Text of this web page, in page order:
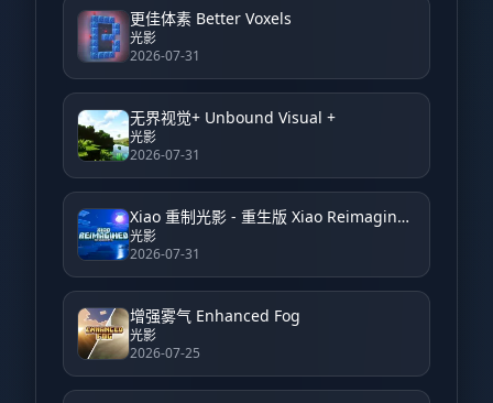
更佳体素 Better Voxels
光影
2026-07-31
无界视觉+ Unbound Visual +
光影
2026-07-31
Xiao 重制光影 - 重生版 Xiao Reimagined Shader - Reborn
光影
2026-07-31
增强雾气 Enhanced Fog
光影
2026-07-25